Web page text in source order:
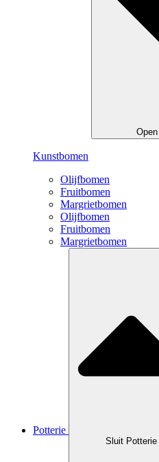
Kunstbomen
Olijfbomen
Fruitbomen
Margrietbomen
Olijfbomen
Fruitbomen
Margrietbomen
Potterie
Sluit Potterie